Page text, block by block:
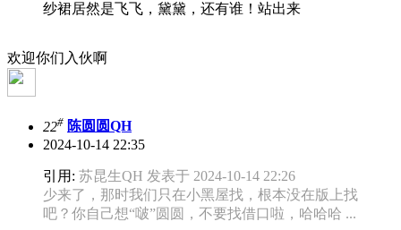
纱裙居然是飞飞，黛黛，还有谁！站出来
欢迎你们入伙啊
22# 陈圆圆QH
2024-10-14 22:35
引用: 苏昆生QH 发表于 2024-10-14 22:26
少来了，那时我们只在小黑屋找，根本没在版上找
吧？你自己想“啵”圆圆，不要找借口啦，哈哈哈 ...